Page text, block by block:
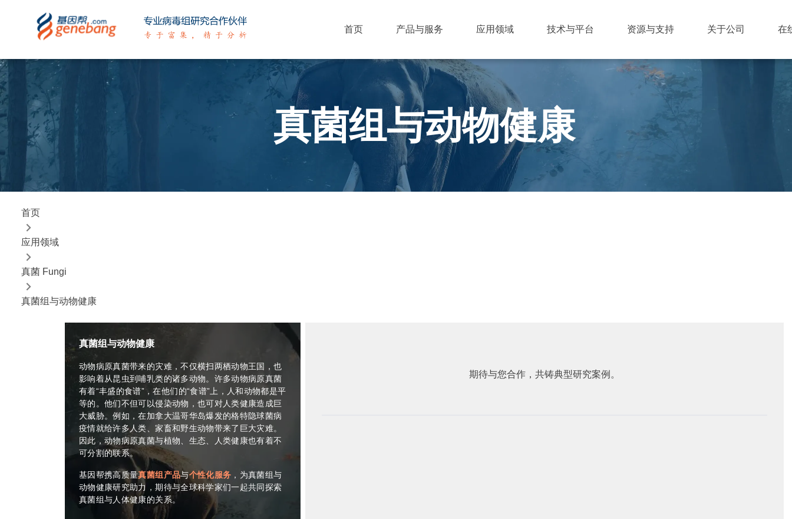
首页 产品与服务 应用领域 技术与平台 资源与支持 关于公司 在
真菌组与动物健康
首页
应用领域
真菌 Fungi
真菌组与动物健康
真菌组与动物健康
动物病原真菌带来的灾难，不仅横扫两栖动物王国，也
影响着从昆虫到哺乳类的诸多动物。许多动物病原真菌
有着“丰盛的食谱”，在他们的“食谱”上，人和动物都是平
等的。他们不但可以侵染动物，也可对人类健康造成巨
大威胁。例如，在加拿大温哥华岛爆发的格特隐球菌病
疫情就给许多人类、家畜和野生动物带来了巨大灾难。
因此，动物病原真菌与植物、生态、人类健康也有着不
可分割的联系。
基因帮携高质量真菌组产品与个性化服务 ，为真菌组与
动物健康研究助力，期待与全球科学家们一起共同探索
真菌组与人体健康的关系。
期待与您合作，共铸典型研究案例。